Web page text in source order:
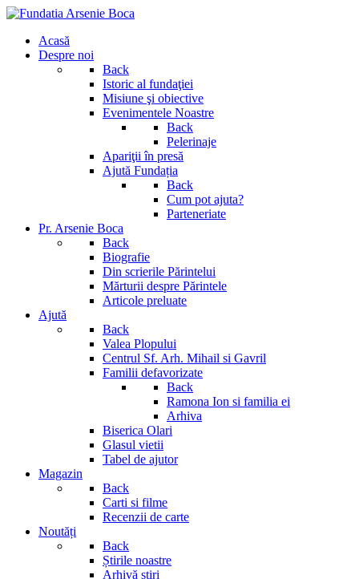
Acasă
Despre noi
Back
Istoric al fundaţiei
Misiune şi obiective
Evenimentele Noastre
Back
Pelerinaje
Apariţii în presă
Ajută Fundația
Back
Cum pot ajuta?
Parteneriate
Pr. Arsenie Boca
Back
Biografie
Din scrierile Părintelui
Mărturii despre Părintele
Articole preluate
Ajută
Back
Valea Plopului
Centrul Sf. Arh. Mihail si Gavril
Familii defavorizate
Back
Ramona Ion si familia ei
Arhiva
Biserica Olari
Glasul vietii
Tabel de ajutor
Magazin
Back
Carti si filme
Recenzii de carte
Noutăți
Back
Știrile noastre
Arhivă știri